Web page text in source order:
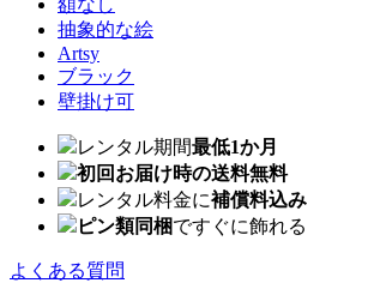
額なし
抽象的な絵
Artsy
ブラック
壁掛け可
レンタル期間最低1か月
初回お届け時の送料無料
レンタル料金に補償料込み
ピン類同梱ですぐに飾れる
よくある質問